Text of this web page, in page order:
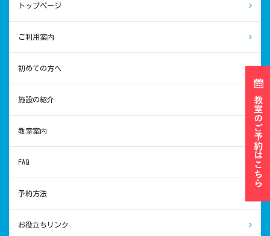
トップページ
ご利用案内
初めての方へ
施設の紹介
教室案内
FAQ
予約方法
お役立ちリンク